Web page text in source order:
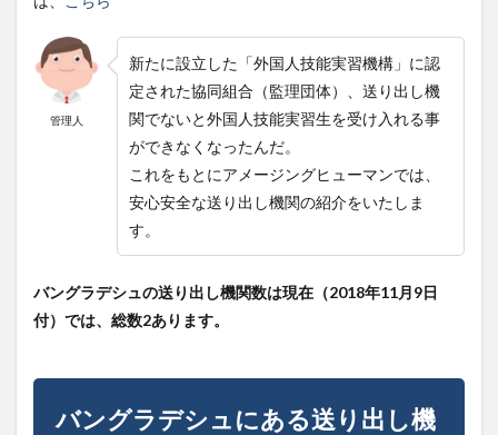
管理人
新たに設立した「外国人技能実習機構」に認
定された協同組合（監理団体）、送り出し機
関でないと外国人技能実習生を受け入れる事
ができなくなったんだ。
これをもとにアメージングヒューマンでは、
安心安全な送り出し機関の紹介をいたしま
す。
バングラデシュの送り出し機関数は現在（2018年11月9日
付）では、総数2あります。
バングラデシュにある送り出し機